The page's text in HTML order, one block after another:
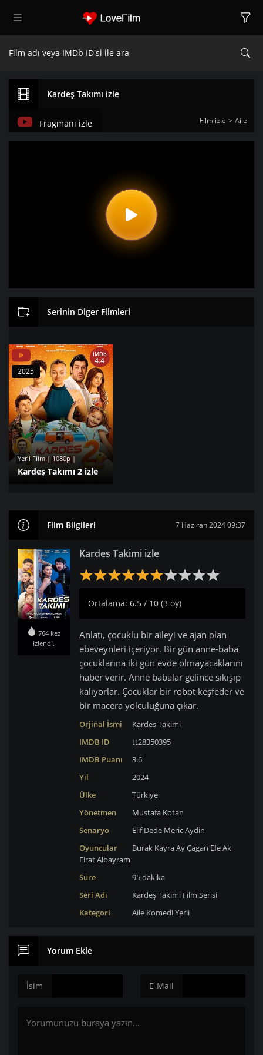
Kardeş Takımı izle
Film izle Aile
Fragmanı izle
Serinin Diger Filmleri
Yerli Film | 1080p |
Kardeş Takımı 2 izle
IMDb
4.4
2025
Film Bilgileri 7 Haziran 2024 09:37
764 kez
izlendi.
Kardes Takimi izle
Ortalama: 6.5 / 10 (3 oy)
Anlatı, çocuklu bir aileyi ve ajan olan
ebeveynleri içeriyor. Bir gün anne-baba
çocuklarına iki gün evde olmayacaklarını
haber verir. Anne babalar gelince sıkışıp
kalıyorlar. Çocuklar bir robot keşfeder ve
bir macera yolculuğuna çıkar.
Orjinal İsmi
Kardes Takimi
IMDB ID
tt28350395
IMDB Puanı
3.6
Yıl
2024
Ülke
Türkiye
Yönetmen
Mustafa Kotan
Senaryo
Elif Dede Meric Aydin
Oyuncular
Burak Kayra AyÇagan Efe Ak
Firat Albayram
Süre
95 dakika
Seri Adı
Kardeş Takımı Film Serisi
Kategori
Aile KomediYerli
Yorum Ekle
İsim E-Mail